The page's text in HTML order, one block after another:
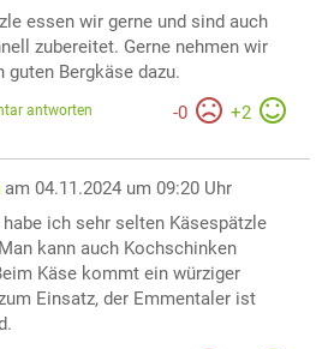
essen wir gerne und sind auch
zubereitet. Gerne nehmen wir
guten Bergkäse dazu.
-0 +2
antworten
am 04.11.2024 um 09:20 Uhr
ich sehr selten Käsespätzle
kann auch Kochschinken
Käse kommt ein würziger
Einsatz, der Emmentaler ist